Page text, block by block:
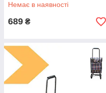
Немає в наявності
689 ₴